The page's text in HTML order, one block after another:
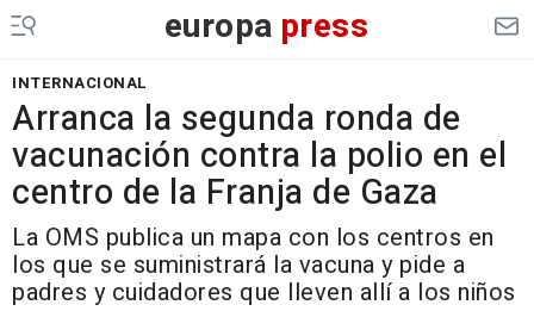
europa press
INTERNACIONAL
Arranca la segunda ronda de
vacunación contra la polio en el
centro de la Franja de Gaza
La OMS publica un mapa con los centros en
los que se suministrará la vacuna y pide a
padres y cuidadores que lleven allí a los niños